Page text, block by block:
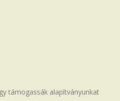
támogassák alapítványunkat